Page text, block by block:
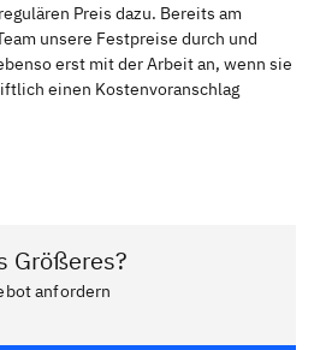
Preis dazu. Bereits am
unsere Festpreise durch und
erst mit der Arbeit an, wenn sie
einen Kostenvoranschlag
Größeres?
anfordern